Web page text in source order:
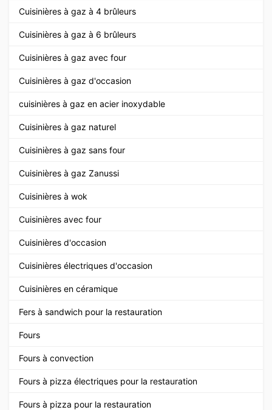
Cuisinières à gaz à 4 brûleurs
Cuisinières à gaz à 6 brûleurs
Cuisinières à gaz avec four
Cuisinières à gaz d'occasion
cuisinières à gaz en acier inoxydable
Cuisinières à gaz naturel
Cuisinières à gaz sans four
Cuisinières à gaz Zanussi
Cuisinières à wok
Cuisinières avec four
Cuisinières d'occasion
Cuisinières électriques d'occasion
Cuisinières en céramique
Fers à sandwich pour la restauration
Fours
Fours à convection
Fours à pizza électriques pour la restauration
Fours à pizza pour la restauration